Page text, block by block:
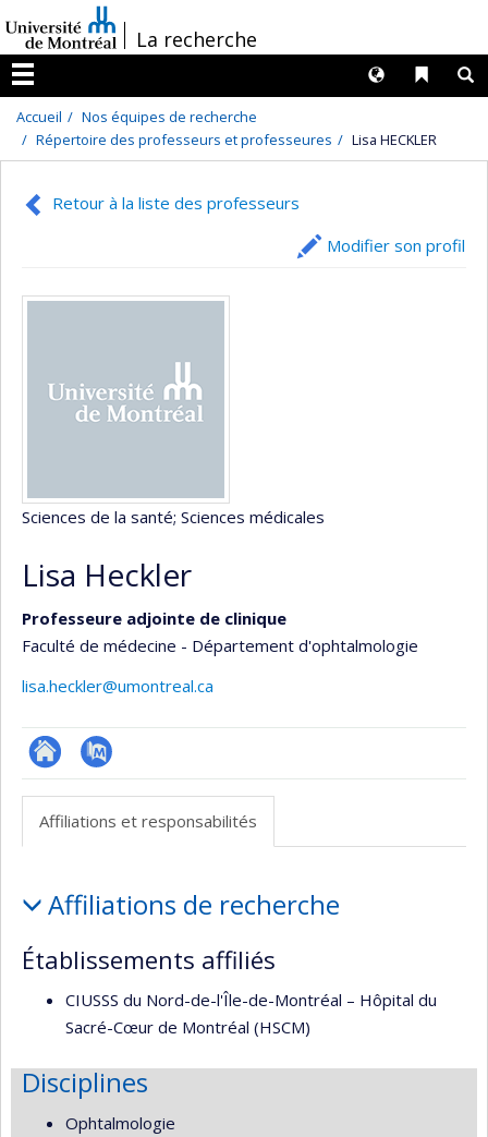
au
contenu
/La recherche
Menu
Liens
Langues
Accueil
Nos équipes de recherche
Répertoire des professeurs et professeures
Lisa HECKLER
Retour à la liste des professeurs
Modifier son profil
Sciences de la santé; Sciences médicales
Lisa Heckler
Professeure adjointe de clinique
Faculté de médecine - Département d'ophtalmologie
lisa.heckler@umontreal.ca
ResearchGate
PubMed
Affiliations et responsabilités
et
responsabilités
Affiliations de recherche
Établissements affiliés
CIUSSS du Nord-de-l'Île-de-Montréal – Hôpital du
Sacré-Cœur de Montréal (HSCM)
Disciplines
Ophtalmologie